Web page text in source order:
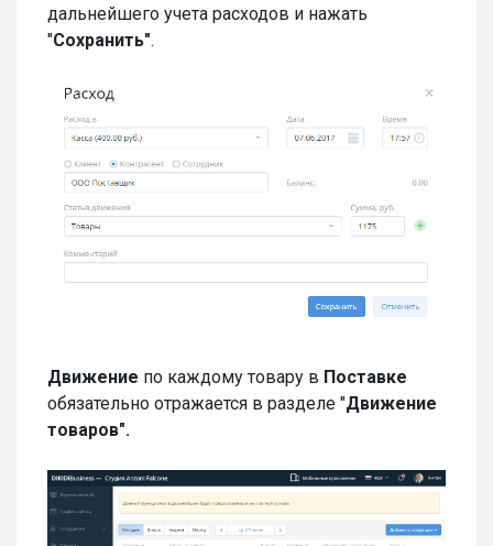
дальнейшего учета расходов и нажать
"Сохранить".
Движение по каждому товару в Поставке
обязательно отражается в разделе "Движение
товаров".